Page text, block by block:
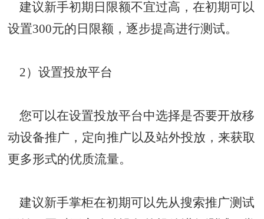
建议新手初期日限额不宜过高，在初期可以
设置300元的日限额，逐步提高进行测试。
2）设置投放平台
您可以在设置投放平台中选择是否要开放移
动设备推广，定向推广以及站外投放，来获取
更多形式的优质流量。
建议新手掌柜在初期可以先从搜索推广测试